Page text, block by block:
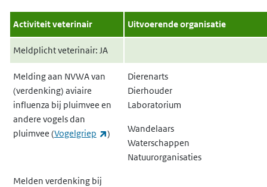
Activiteit veterinair Uitvoerende organisatie
Meldplicht veterinair: JA
Melding aan NVWA van
(verdenking) aviaire
influenza bij pluimvee en
andere vogels dan
pluimvee (Vogelgriep (externe link)
)
Melden verdenking bij
Dierenarts
Dierhouder
Laboratorium
Wandelaars
Waterschappen
Natuurorganisaties